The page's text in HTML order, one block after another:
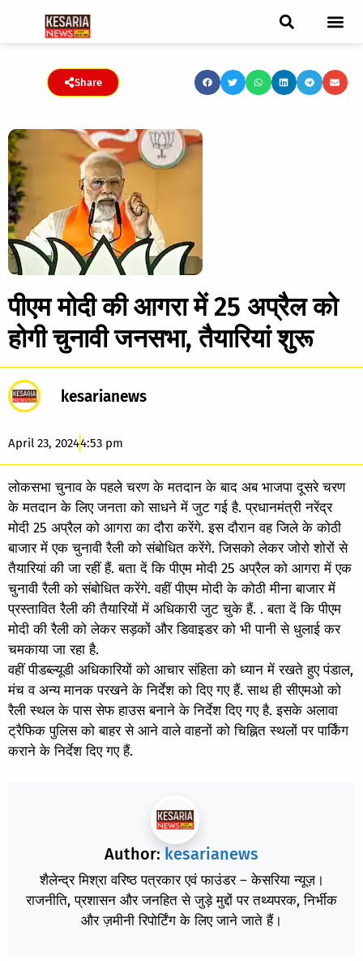
Share
पीएम मोदी की आगरा में 25 अप्रैल को
होगी चुनावी जनसभा, तैयारियां शुरू
kesarianews
April 23, 20244:53 pm
लोकसभा चुनाव के पहले चरण के मतदान के बाद अब भाजपा दूसरे चरण
के मतदान के लिए जनता को साधने में जुट गई है. प्रधानमंत्री नरेंद्र
मोदी 25 अप्रैल को आगरा का दौरा करेंगे. इस दौरान वह जिले के कोठी
बाजार में एक चुनावी रैली को संबोधित करेंगे. जिसको लेकर जोरो शोरों से
तैयारियां की जा रहीं हैं. बता दें कि पीएम मोदी 25 अप्रैल को आगरा में एक
चुनावी रैली को संबोधित करेंगे. वहीं पीएम मोदी के कोठी मीना बाजार में
प्रस्तावित रैली की तैयारियों में अधिकारी जुट चुके हैं. . बता दें कि पीएम
मोदी की रैली को लेकर सड़कों और डिवाइडर को भी पानी से धुलाई कर
चमकाया जा रहा है.
वहीं पीडब्ल्यूडी अधिकारियों को आचार संहिता को ध्यान में रखते हुए पंडाल,
मंच व अन्य मानक परखने के निर्देश को दिए गए हैं. साथ ही सीएमओ को
रैली स्थल के पास सेफ हाउस बनाने के निर्देश दिए गए है. इसके अलावा
ट्रैफिक पुलिस को बाहर से आने वाले वाहनों को चिह्नित स्थलों पर पार्किंग
कराने के निर्देश दिए गए हैं.
Author: kesarianews
शैलेन्द्र मिश्रा वरिष्ठ पत्रकार एवं फाउंडर – केसरिया न्यूज़।
राजनीति, प्रशासन और जनहित से जुड़े मुद्दों पर तथ्यपरक, निर्भीक
और ज़मीनी रिपोर्टिंग के लिए जाने जाते हैं।